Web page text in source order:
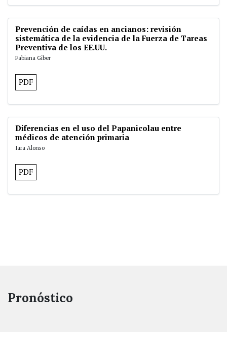
Prevención de caídas en ancianos: revisión
sistemática de la evidencia de la Fuerza de Tareas
Preventiva de los EE.UU.
Fabiana Giber
PDF
Diferencias en el uso del Papanicolau entre
médicos de atención primaria
Iara Alonso
PDF
Pronóstico